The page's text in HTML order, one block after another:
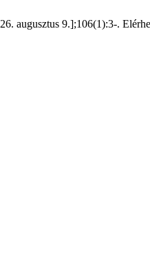
augusztus 9.];106(1):3-.